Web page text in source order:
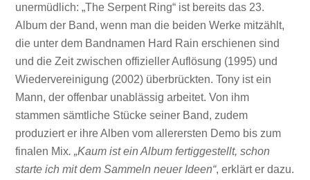
unermüdlich: „The Serpent Ring“ ist bereits das 23.
Album der Band, wenn man die beiden Werke mitzählt,
die unter dem Bandnamen Hard Rain erschienen sind
und die Zeit zwischen offizieller Auflösung (1995) und
Wiedervereinigung (2002) überbrückten. Tony ist ein
Mann, der offenbar unablässig arbeitet. Von ihm
stammen sämtliche Stücke seiner Band, zudem
produziert er ihre Alben vom allerersten Demo bis zum
finalen Mix. „Kaum ist ein Album fertiggestellt, schon
starte ich mit dem Sammeln neuer Ideen“, erklärt er dazu.